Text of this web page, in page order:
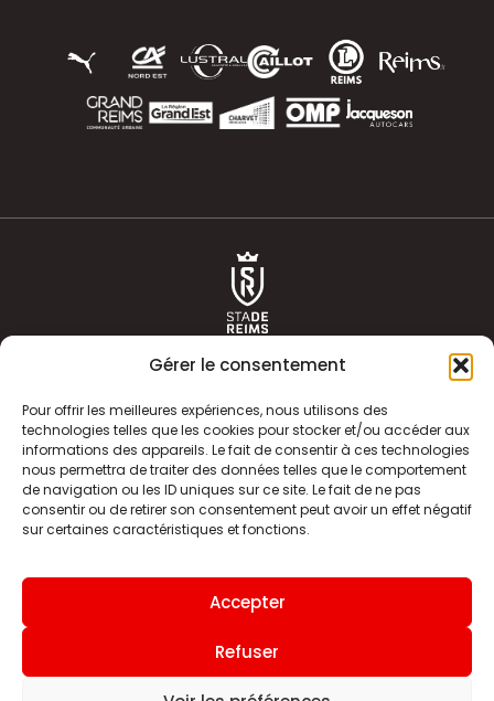
Gérer le consentement
Pour offrir les meilleures expériences, nous utilisons des
technologies telles que les cookies pour stocker et/ou accéder aux
informations des appareils. Le fait de consentir à ces technologies
nous permettra de traiter des données telles que le comportement
de navigation ou les ID uniques sur ce site. Le fait de ne pas
consentir ou de retirer son consentement peut avoir un effet négatif
sur certaines caractéristiques et fonctions.
Accepter
Refuser
ACTUALITÉS
CLUB
BOUTIQUE
HISTOIRE
ÉQUIPE PREMIERE
INFOS ET CONTACT